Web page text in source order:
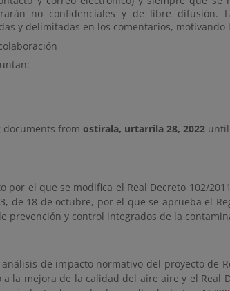
no confidenciales y de libre difusión.
y delimitadas en los comentarios, motivando
from ostirala, urtarrila 28, 2022 until
por el que se modifica el Real Decreto 102/
de 18 de octubre, por el que se aprueba el
prevención y control integrados de la
de impacto normativo del proyecto de
la mejora de la calidad del aire aire y el Real